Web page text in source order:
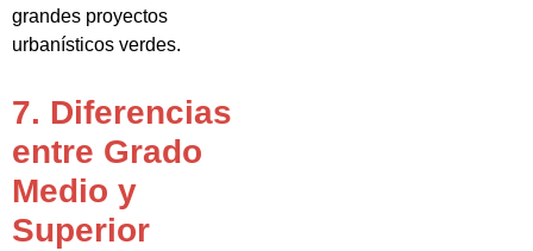
grandes proyectos
urbanísticos verdes.
7. Diferencias
entre Grado
Medio y
Superior